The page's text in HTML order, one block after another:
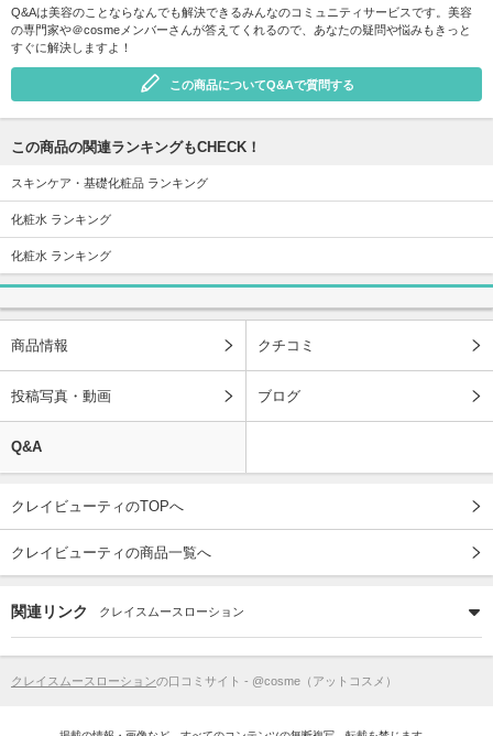
Q&Aは美容のことならなんでも解決できるみんなのコミュニティサービスです。美容
の専門家や＠cosmeメンバーさんが答えてくれるので、あなたの疑問や悩みもきっと
すぐに解決しますよ！
この商品についてQ&Aで質問する
この商品の関連ランキングもCHECK！
スキンケア・基礎化粧品 ランキング
化粧水 ランキング
化粧水 ランキング
商品情報 クチコミ
投稿写真・動画 ブログ
Q&A
クレイビューティのTOPへ
クレイビューティの商品一覧へ
関連リンク クレイスムースローション
クレイスムースローションの口コミサイト - @cosme（アットコスメ）